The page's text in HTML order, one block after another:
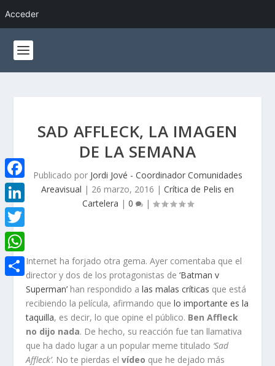
Acceder
SAD AFFLECK, LA IMAGEN
DE LA SEMANA
Publicado por Jordi Jové - Coordinador Comunidades
Areavisual | 26 marzo, 2016 | Crítica de Pelis en
Cartelera | 0 |
Internet ha forjado otra gema. Ayer comentaba que el
director y dos de los protagonistas de‘Batman v
Superman’ han respondido alas malas críticas que está
recibiendo la película, afirmando quelo importante es la
taquilla, es decir, lo que opine el público. Ben Affleck
no dijo nada. De hecho, su reacción fue tan llamativa
que ha dado lugar a un popular meme titulado ‘Sad
Affleck’. No te pierdas elvídeo que he dejado más
F
a
c
e
b
L
i
n
k
T
w
i
W